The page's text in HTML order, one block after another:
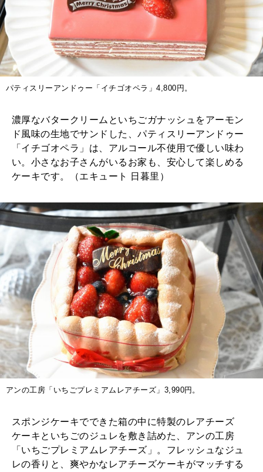
パティスリーアンドゥー「イチゴオペラ」4,800円。
濃厚なバタークリームといちごガナッシュをアーモン
ド風味の生地でサンドした、パティスリーアンドゥー
「イチゴオペラ」は、アルコール不使用で優しい味わ
い。小さなお子さんがいるお家も、安心して楽しめる
ケーキです。（エキュート 日暮里）
アンの工房「いちごプレミアムレアチーズ」3,990円。
スポンジケーキでできた箱の中に特製のレアチーズ
ケーキといちごのジュレを敷き詰めた、アンの工房
「いちごプレミアムレアチーズ」。フレッシュなジュ
レの香りと、爽やかなレアチーズケーキがマッチする